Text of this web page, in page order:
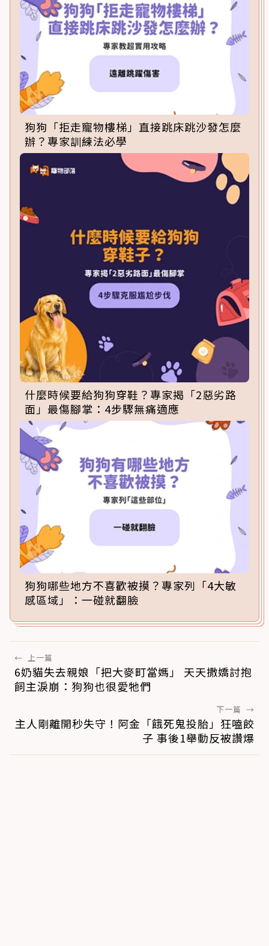
狗狗「拒走寵物樓梯」直接跳床跳沙發怎麼
辦？專家訓練法必學
什麼時候要給狗狗穿鞋？專家揭「2惡劣路
面」最傷腳掌：4步驟無痛適應
狗狗哪些地方不喜歡被摸？專家列「4大敏
感區域」：一碰就翻臉
← 上一篇
6奶貓失去親娘「把大麥町當媽」 天天撒嬌討抱
飼主淚崩：狗狗也很愛牠們
下一篇 →
主人剛離開秒失守！阿金「餓死鬼投胎」狂嗑餃
子 事後1舉動反被讚爆